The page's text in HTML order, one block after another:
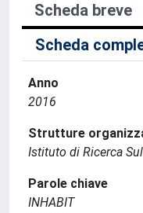
Scheda breve
Scheda
Anno
2016
Strutture
Istituto di Ricerca
Parole chiave
INHABIT